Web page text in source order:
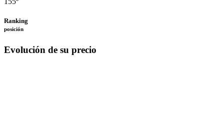
Ranking
posición
Evolución de su precio